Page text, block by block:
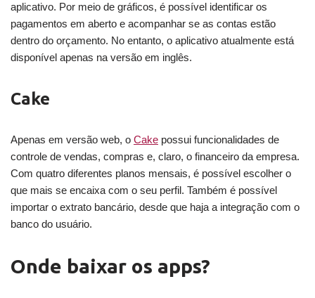
aplicativo. Por meio de gráficos, é possível identificar os
pagamentos em aberto e acompanhar se as contas estão
dentro do orçamento. No entanto, o aplicativo atualmente está
disponível apenas na versão em inglês.
Cake
Apenas em versão web, o Cake possui funcionalidades de
controle de vendas, compras e, claro, o financeiro da empresa.
Com quatro diferentes planos mensais, é possível escolher o
que mais se encaixa com o seu perfil. Também é possível
importar o extrato bancário, desde que haja a integração com o
banco do usuário.
Onde baixar os apps?